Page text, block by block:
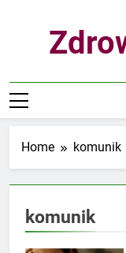
Home komunik
komunik